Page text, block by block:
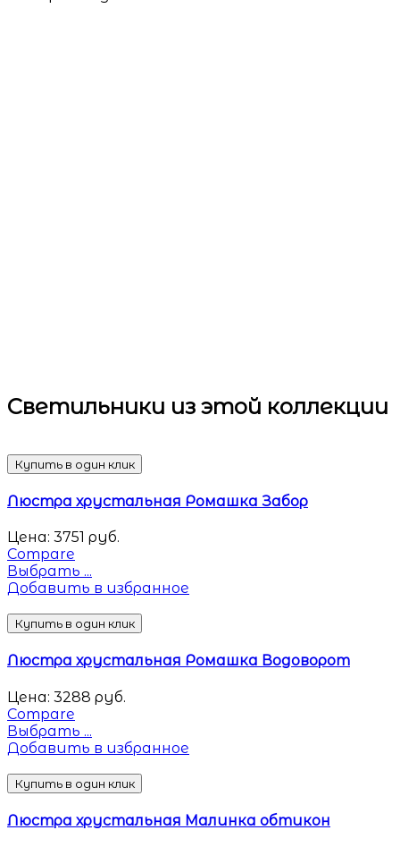
Светильники из этой коллекции
Купить в один клик
Люстра хрустальная Ромашка Забор
Цена: 3751 руб.
Compare
Выбрать ...
Добавить в избранное
Купить в один клик
Люстра хрустальная Ромашка Водоворот
Цена: 3288 руб.
Compare
Выбрать ...
Добавить в избранное
Купить в один клик
Люстра хрустальная Малинка обтикон